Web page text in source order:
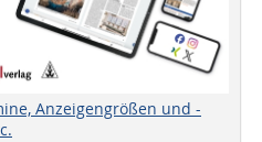
Anzeigengrößen und -